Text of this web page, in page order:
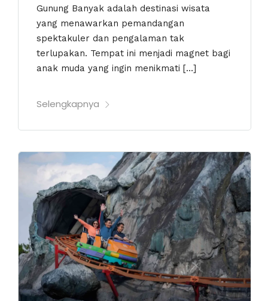
Gunung Banyak adalah destinasi wisata
yang menawarkan pemandangan
spektakuler dan pengalaman tak
terlupakan. Tempat ini menjadi magnet bagi
anak muda yang ingin menikmati […]
Selengkapnya